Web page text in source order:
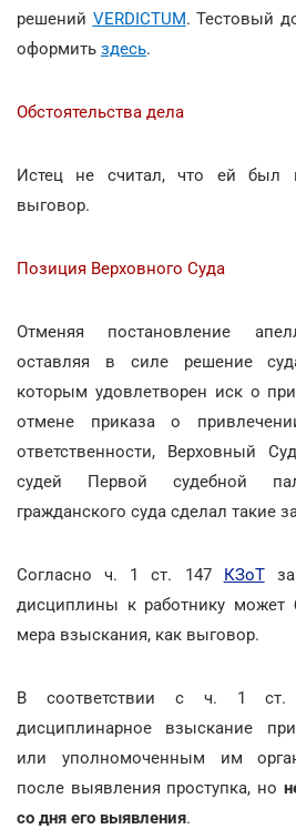
решений VERDICTUM. Тестовый
оформить здесь.
Обстоятельства дела
Истец не считал, что ей был
выговор.
Позиция Верховного Суда
Отменяя постановление
оставляя в силе решение
которым удовлетворен иск о
отмене приказа о
ответственности, Верховный
судей Первой судебной
гражданского суда сделал такие
Согласно ч. 1 ст. 147 КЗоТза
дисциплины к работнику может
мера взыскания, как выговор.
В соответствии с ч. 1 ст.
дисциплинарное взыскание
или уполномоченным им
после выявления проступка, но
со дня его выявления.